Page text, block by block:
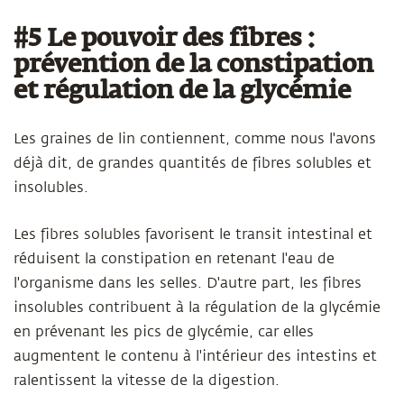
#5 Le pouvoir des fibres :
prévention de la constipation
et régulation de la glycémie
Les graines de lin contiennent, comme nous l'avons
déjà dit, de grandes quantités de fibres solubles et
insolubles.
Les fibres solubles favorisent le transit intestinal et
réduisent la constipation en retenant l'eau de
l'organisme dans les selles. D'autre part, les fibres
insolubles contribuent à la régulation de la glycémie
en prévenant les pics de glycémie, car elles
augmentent le contenu à l'intérieur des intestins et
ralentissent la vitesse de la digestion.